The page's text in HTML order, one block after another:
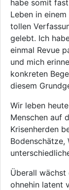
habe somit
Leben in
tollen
gelebt. Ich
einmal Revue
und mich
konkreten
diesem
Wir leben
Menschen auf
Krisenherden
Bodenschätze,
Überall wächst
ohnehin latent